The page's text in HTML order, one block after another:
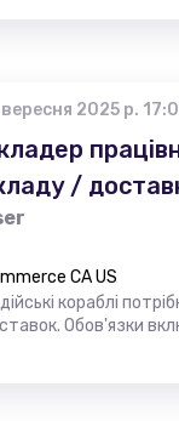
вересня 2025 р.
/
CA US
кораблі
Обов'язки